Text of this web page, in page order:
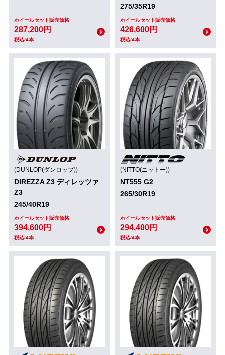
ホイールセット販売価格
287,200円
税込/4本
275/35R19
ホイールセット販売価格
426,600円
税込/4本
(DUNLOP(ダンロップ))
DIREZZA Z3 ディレッツァ
Z3
245/40R19
ホイールセット販売価格
394,600円
税込/4本
(NITTO(ニットー))
NT555 G2
265/30R19
ホイールセット販売価格
294,400円
税込/4本